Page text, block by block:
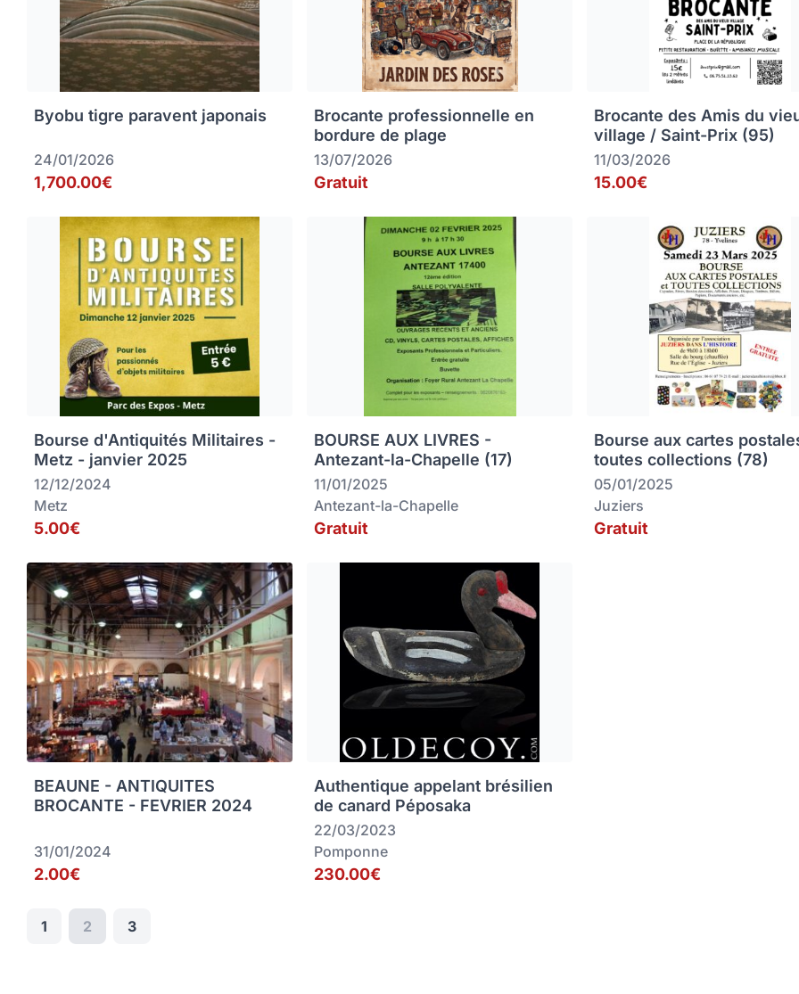
Byobu tigre paravent japonais
24/01/2026
1,700.00€
Brocante professionnelle en
bordure de plage
13/07/2026
Gratuit
Brocante des Amis du
village / Saint-Prix (95)
11/03/2026
15.00€
Bourse d'Antiquités Militaires -
Metz - janvier 2025
12/12/2024
Metz
5.00€
BOURSE AUX LIVRES -
Antezant-la-Chapelle (17)
11/01/2025
Antezant-la-Chapelle
Gratuit
Bourse aux cartes
toutes collections (78)
05/01/2025
Juziers
Gratuit
BEAUNE - ANTIQUITES
BROCANTE - FEVRIER 2024
31/01/2024
2.00€
Authentique appelant brésilien
de canard Péposaka
22/03/2023
Pomponne
230.00€
1 2 3